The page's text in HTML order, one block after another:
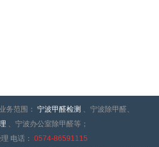
务范围： 宁波甲醛检测 、宁波除甲醛、
、宁波办公室除甲醛等；
电话： 0574-86591115